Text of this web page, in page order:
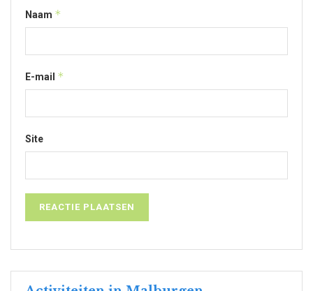
Naam *
E-mail *
Site